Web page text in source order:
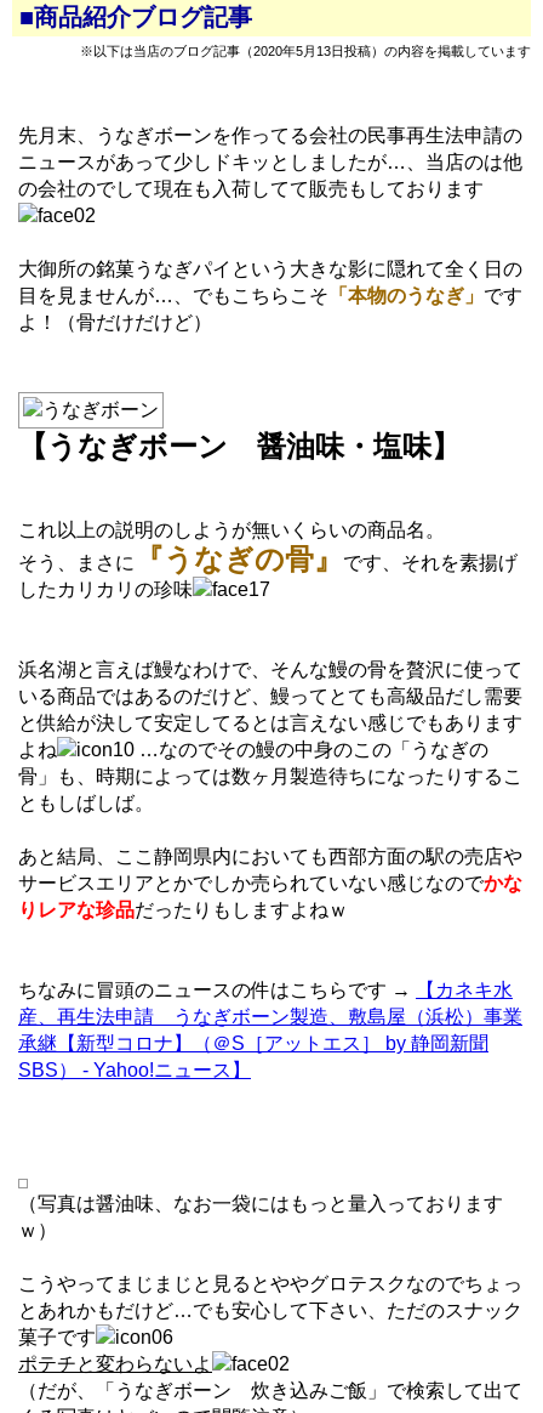
■商品紹介ブログ記事
※以下は当店のブログ記事（2020年5月13日投稿）の内容を掲載しています
先月末、うなぎボーンを作ってる会社の民事再生法申請の
ニュースがあって少しドキッとしましたが…、当店のは他
の会社のでして現在も入荷してて販売もしております
大御所の銘菓うなぎパイという大きな影に隠れて全く日の
目を見ませんが…、でもこちらこそ 「本物のうなぎ」 です
よ！（骨だけだけど）
【うなぎボーン 醤油味・塩味】
これ以上の説明のしようが無いくらいの商品名。
そう、まさに
『うなぎの骨』
です、それを素揚げ
したカリカリの珍味
浜名湖と言えば鰻なわけで、そんな鰻の骨を贅沢に使って
いる商品ではあるのだけど、鰻ってとても高級品だし需要
と供給が決して安定してるとは言えない感じでもあります
よね
…なのでその鰻の中身のこの「うなぎの
骨」も、時期によっては数ヶ月製造待ちになったりするこ
ともしばしば。
あと結局、ここ静岡県内においても西部方面の駅の売店や
サービスエリアとかでしか売られていない感じなのでかな
りレアな珍品だったりもしますよねｗ
ちなみに冒頭のニュースの件はこちらです →
【カネキ水
産、再生法申請 うなぎボーン製造、敷島屋（浜松）事業
承継【新型コロナ】（＠S［アットエス］ by 静岡新聞
SBS） - Yahoo!ニュース】
（写真は醤油味、なお一袋にはもっと量入っております
ｗ）
こうやってまじまじと見るとややグロテスクなのでちょっ
とあれかもだけど…でも安心して下さい、ただのスナック
菓子です
ポテチと変わらないよ
（だが、「うなぎボーン 炊き込みご飯」で検索して出て